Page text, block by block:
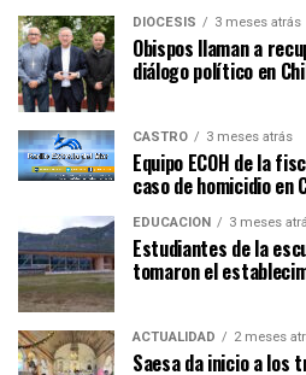
DIÓCESIS 3 meses atrás
Obispos llaman a
diálogo político en
CASTRO 3 meses atrás
Equipo ECOH de la
caso de homicidio en
EDUCACIÓN 3 meses
Estudiantes de la
tomaron el
ACTUALIDAD 2 meses
Saesa da inicio a los